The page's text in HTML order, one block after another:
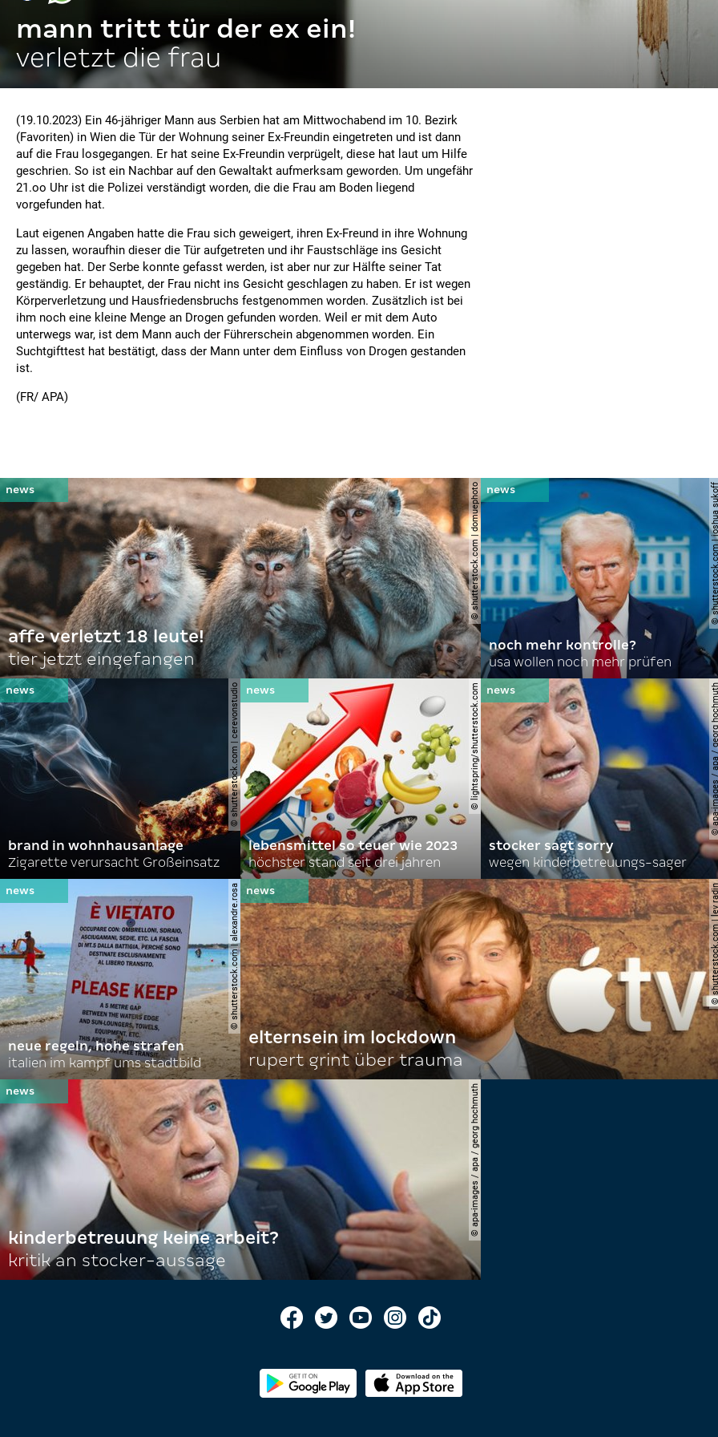
mann tritt tür der ex ein!
verletzt die frau
(19.10.2023) Ein 46-jähriger Mann aus Serbien hat am Mittwochabend im 10. Bezirk
(Favoriten) in Wien die Tür der Wohnung seiner Ex-Freundin eingetreten und ist dann
auf die Frau losgegangen. Er hat seine Ex-Freundin verprügelt, diese hat laut um Hilfe
geschrien. So ist ein Nachbar auf den Gewaltakt aufmerksam geworden. Um ungefähr
21.oo Uhr ist die Polizei verständigt worden, die die Frau am Boden liegend
vorgefunden hat.
Laut eigenen Angaben hatte die Frau sich geweigert, ihren Ex-Freund in ihre Wohnung
zu lassen, woraufhin dieser die Tür aufgetreten und ihr Faustschläge ins Gesicht
gegeben hat. Der Serbe konnte gefasst werden, ist aber nur zur Hälfte seiner Tat
geständig. Er behauptet, der Frau nicht ins Gesicht geschlagen zu haben. Er ist wegen
Körperverletzung und Hausfriedensbruchs festgenommen worden. Zusätzlich ist bei
ihm noch eine kleine Menge an Drogen gefunden worden. Weil er mit dem Auto
unterwegs war, ist dem Mann auch der Führerschein abgenommen worden. Ein
Suchtgifttest hat bestätigt, dass der Mann unter dem Einfluss von Drogen gestanden
ist.
(FR/ APA)
© shutterstock.com | domuephoto
affe verletzt 18 leute!
tier jetzt eingefangen
©
noch mehr kontrolle?
usa wollen noch mehr prüfen
© shutterstock.com | cerevonstudio
brand in wohnhausanlage
Zigarette verursacht Großeinsatz
© lightspring/shutterstock.com
lebensmittel so teuer wie 2023
höchster stand seit drei jahren
© apa-images /
stocker sagt sorry
wegen kinderbetreuungs-sager
© shutterstock.com | alexandre.rosa
neue regeln, hohe strafen
italien im kampf ums stadtbild
©
elternsein im lockdown
rupert grint über trauma
© apa-images / apa / georg hochmuth
kinderbetreuung keine arbeit?
kritik an stocker-aussage